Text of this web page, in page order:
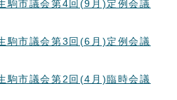
駒市議会第4回(9月)定例会議
駒市議会第3回(6月)定例会議
駒市議会第2回(4月)臨時会議